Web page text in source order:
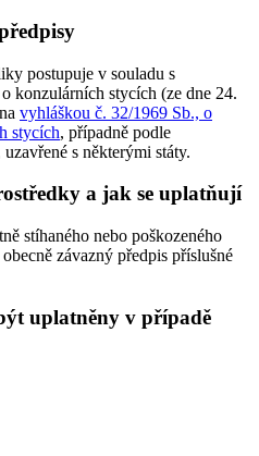
postupuje v souladu s
konzulárních stycích (ze dne 24.
vyhláškou č. 32/1969 Sb., o
stycích, případně podle
s některými státy.
a jak se uplatňují
stíhaného nebo poškozeného
závazný předpis příslušné
uplatněny v případě